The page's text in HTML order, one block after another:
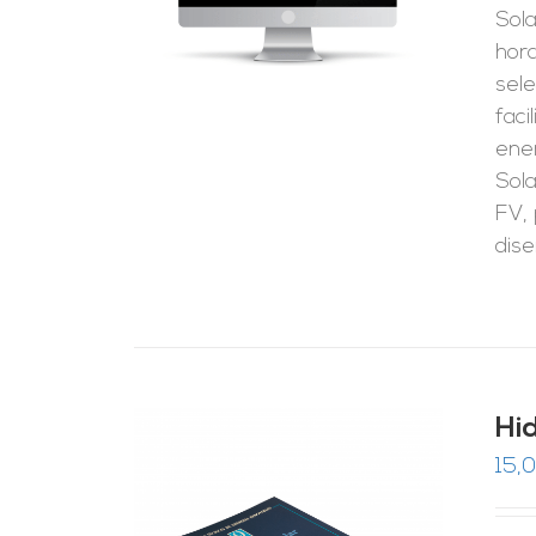
FV,